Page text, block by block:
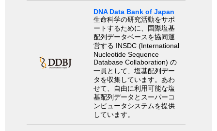
DNA Data Bank of Japan
生命科学の研究活動をサポ
ートするために、国際塩基
配列データベースを協同運
営する INSDC (International
Nucleotide Sequence
Database Collaboration) の
一員として、塩基配列デー
タを収集しています。あわ
せて、自由に利用可能な塩
基配列データとスーパーコ
ンピュータシステムを提供
しています。